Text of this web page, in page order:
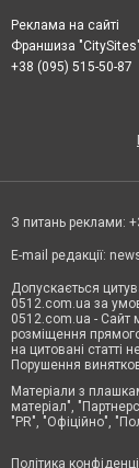
Реклама на сайті
Франшиза "CitySites"
+38 (095) 515-50-87
З питань реклами:
E-mail редакції:
Допускається
0512.com.ua за
0512.com.ua - Сайт
розміщення
на цитовані статті
Порушення
Матеріали з
матеріал",
"PR", "Офіційно",
Політика